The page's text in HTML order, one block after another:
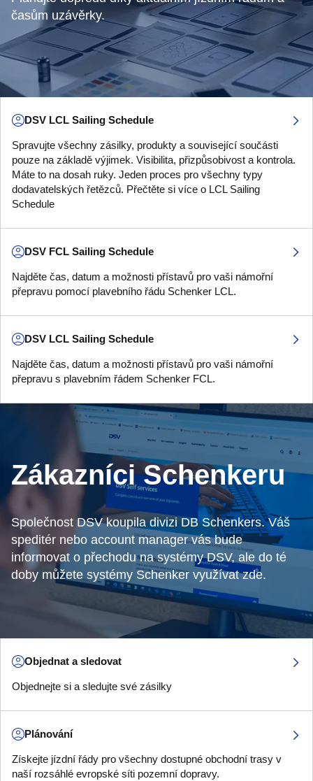
časům uzávěrky.
DSV LCL Sailing Schedule
Spravujte všechny zásilky, produkty a související součásti
pouze na základě výjimek. Visibilita, přizpůsobivost a kontrola.
Máte to na dosah ruky. Jeden proces pro všechny typy
dodavatelských řetězců. Přečtěte si více o LCL Sailing
Schedule
DSV FCL Sailing Schedule
Najděte čas, datum a možnosti přístavů pro vaši námořní
přepravu pomocí plavebního řádu Schenker LCL.
DSV LCL Sailing Schedule
Najděte čas, datum a možnosti přístavů pro vaši námořní
přepravu s plavebním řádem Schenker FCL.
Zákazníci Schenkeru
Společnost DSV koupila divizi DB Schenkers. Váš
speditér nebo account manager vás bude
informovat o přechodu na systémy DSV, ale do té
doby můžete systémy Schenker využívat zde.
Objednat a sledovat
Objednejte si a sledujte své zásilky
Plánování
Získejte jízdní řády pro všechny dostupné obchodní trasy v
naší rozsáhlé evropské síti pozemní dopravy.